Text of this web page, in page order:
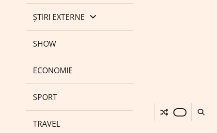
ȘTIRI EXTERNE
SHOW
ECONOMIE
SPORT
TRAVEL